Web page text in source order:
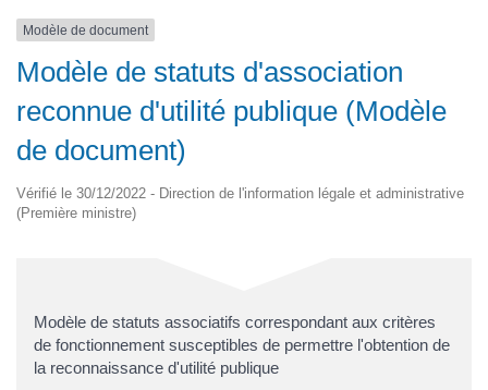
Modèle de document
Modèle de statuts d'association
reconnue d'utilité publique (Modèle
de document)
Vérifié le 30/12/2022 - Direction de l'information légale et administrative
(Première ministre)
Modèle de statuts associatifs correspondant aux critères
de fonctionnement susceptibles de permettre l'obtention de
la reconnaissance d'utilité publique